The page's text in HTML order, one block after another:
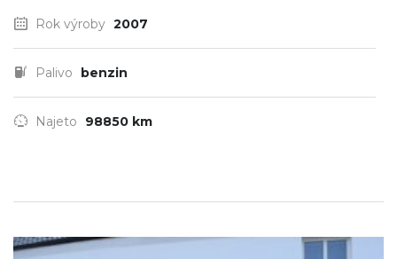
Rok výroby 2007
Palivo benzin
Najeto 98850 km